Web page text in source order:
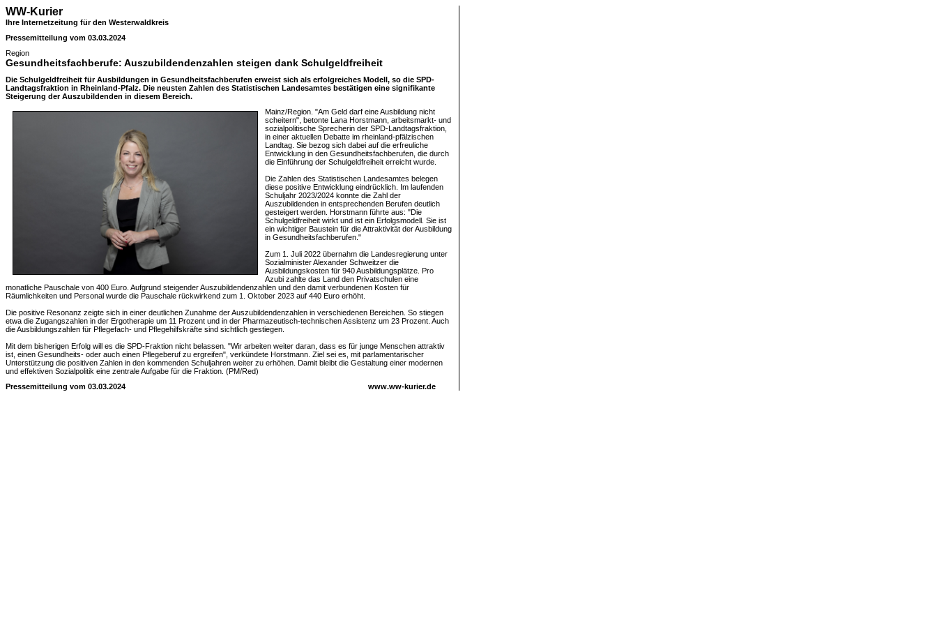
WW-Kurier
Ihre Internetzeitung für den Westerwaldkreis
Pressemitteilung vom 03.03.2024
Region
Gesundheitsfachberufe: Auszubildendenzahlen steigen dank Schulgeldfreiheit
Die Schulgeldfreiheit für Ausbildungen in Gesundheitsfachberufen erweist sich als erfolgreiches Modell, so die SPD-
Landtagsfraktion in Rheinland-Pfalz. Die neusten Zahlen des Statistischen Landesamtes bestätigen eine signifikante
Steigerung der Auszubildenden in diesem Bereich.
Mainz/Region. "Am Geld darf eine Ausbildung nicht
scheitern", betonte Lana Horstmann, arbeitsmarkt- und
sozialpolitische Sprecherin der SPD-Landtagsfraktion,
in einer aktuellen Debatte im rheinland-pfälzischen
Landtag. Sie bezog sich dabei auf die erfreuliche
Entwicklung in den Gesundheitsfachberufen, die durch
die Einführung der Schulgeldfreiheit erreicht wurde.
Die Zahlen des Statistischen Landesamtes belegen
diese positive Entwicklung eindrücklich. Im laufenden
Schuljahr 2023/2024 konnte die Zahl der
Auszubildenden in entsprechenden Berufen deutlich
gesteigert werden. Horstmann führte aus: "Die
Schulgeldfreiheit wirkt und ist ein Erfolgsmodell. Sie ist
ein wichtiger Baustein für die Attraktivität der Ausbildung
in Gesundheitsfachberufen."
Zum 1. Juli 2022 übernahm die Landesregierung unter
Sozialminister Alexander Schweitzer die
Ausbildungskosten für 940 Ausbildungsplätze. Pro
Azubi zahlte das Land den Privatschulen eine
monatliche Pauschale von 400 Euro. Aufgrund steigender Auszubildendenzahlen und den damit verbundenen Kosten für
Räumlichkeiten und Personal wurde die Pauschale rückwirkend zum 1. Oktober 2023 auf 440 Euro erhöht.
Die positive Resonanz zeigte sich in einer deutlichen Zunahme der Auszubildendenzahlen in verschiedenen Bereichen. So stiegen
etwa die Zugangszahlen in der Ergotherapie um 11 Prozent und in der Pharmazeutisch-technischen Assistenz um 23 Prozent. Auch
die Ausbildungszahlen für Pflegefach- und Pflegehilfskräfte sind sichtlich gestiegen.
Mit dem bisherigen Erfolg will es die SPD-Fraktion nicht belassen. "Wir arbeiten weiter daran, dass es für junge Menschen attraktiv
ist, einen Gesundheits- oder auch einen Pflegeberuf zu ergreifen", verkündete Horstmann. Ziel sei es, mit parlamentarischer
Unterstützung die positiven Zahlen in den kommenden Schuljahren weiter zu erhöhen. Damit bleibt die Gestaltung einer modernen
und effektiven Sozialpolitik eine zentrale Aufgabe für die Fraktion. (PM/Red)
Pressemitteilung vom 03.03.2024
www.ww-kurier.de